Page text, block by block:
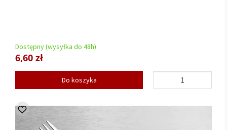
Dostępny (wysyłka do 48h)
6,60 zł
Do koszyka